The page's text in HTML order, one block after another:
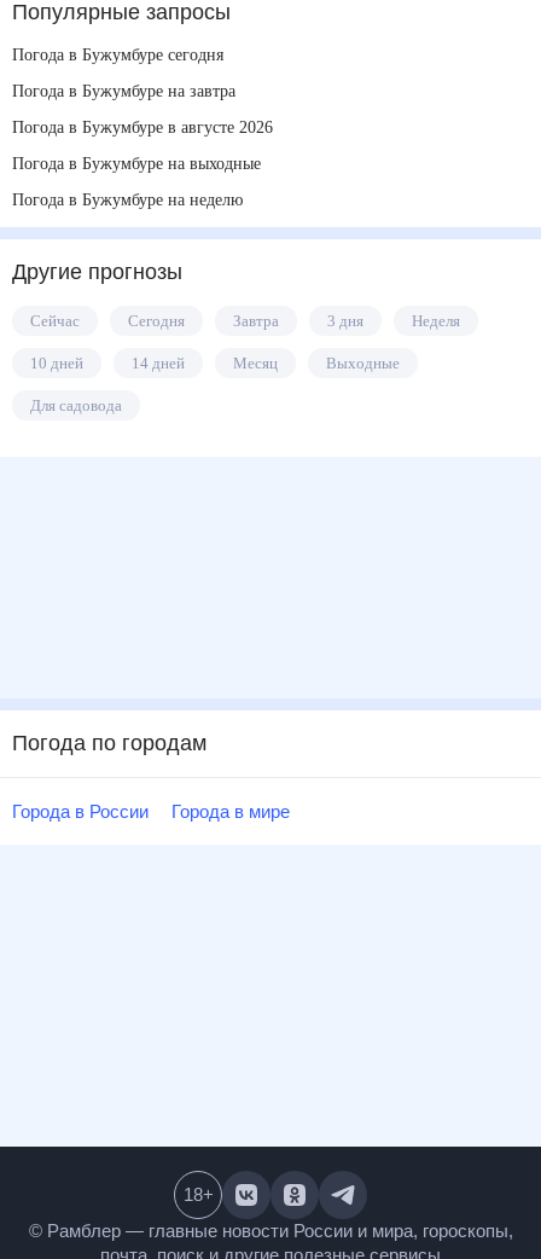
Популярные запросы
Погода в Бужумбуре сегодня
Погода в Бужумбуре на завтра
Погода в Бужумбуре в августе 2026
Погода в Бужумбуре на выходные
Погода в Бужумбуре на неделю
Другие прогнозы
Сейчас Сегодня Завтра 3 дня Неделя
10 дней 14 дней Месяц Выходные
Для садовода
Погода по городам
Города в России Города в мире
© Рамблер — главные новости России и мира,
18+